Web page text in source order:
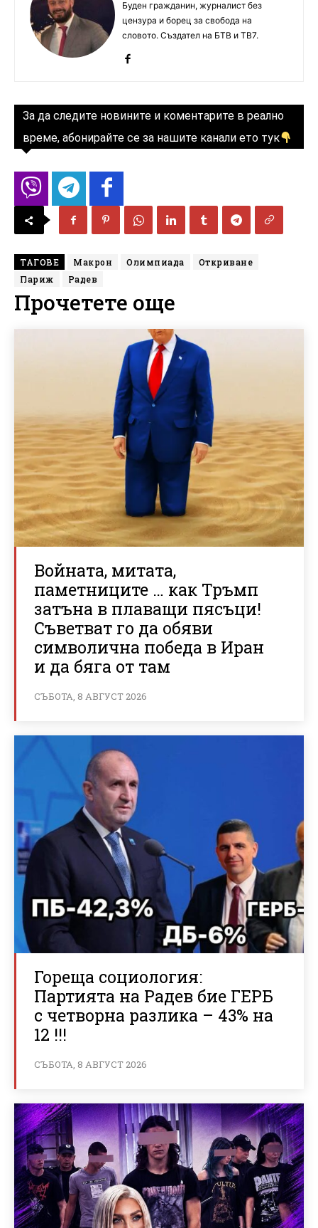
Буден гражданин, журналист без
цензура и борец за свобода на
словото. Създател на БТВ и ТВ7.
За да следите новините и коментарите в реално
време, абонирайте се за нашите канали ето тук
ТАГОВЕ Макрон Олимпиада
Откриване
Париж
Радев
Прочетете още
Войната, митата,
паметниците … как Тръмп
затъна в плаващи пясъци!
Съветват го да обяви
символична победа в Иран
и да бяга от там
СЪБОТА, 8 АВГУСТ 2026
Гореща социология:
Партията на Радев бие ГЕРБ
с четворна разлика – 43% на
12 !!!
СЪБОТА, 8 АВГУСТ 2026